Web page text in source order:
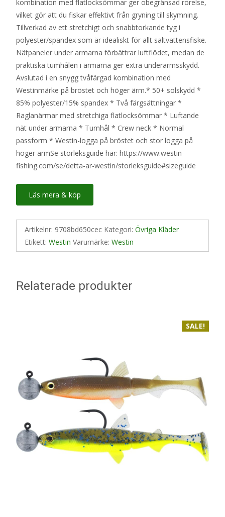
699 kr.599 kr.
kombination med flatlocksömmar ger obegränsad rörelse,
vilket gör att du fiskar effektivt från gryning till skymning.
Tillverkad av ett stretchigt och snabbtorkande tyg i
polyester/spandex som är idealiskt för allt saltvattensfiske.
Nätpaneler under armarna förbättrar luftflödet, medan de
praktiska tumhålen i ärmarna ger extra underarmsskydd.
Avslutad i en snygg tvåfärgad kombination med
Westinmärke på bröstet och höger ärm.* 50+ solskydd *
85% polyester/15% spandex * Två färgsättningar *
Raglanärmar med stretchiga flatlocksömmar * Luftande
nät under armarna * Tumhål * Crew neck * Normal
passform * Westin-logga på bröstet och stor logga på
höger armSe storleksguide här: https://www.westin-
fishing.com/se/detta-ar-westin/storleksguide#sizeguide
Läs mera & köp
Artikelnr: 9708bd650cec Kategori: Övriga Kläder
Etikett: Westin Varumärke: Westin
Relaterade produkter
SALE!